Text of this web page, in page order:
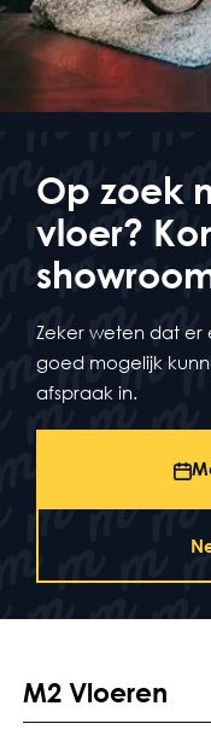
Op zoek
vloer?
Zeker weten dat er
goed mogelijk
afspraak in.
M2 Vloeren